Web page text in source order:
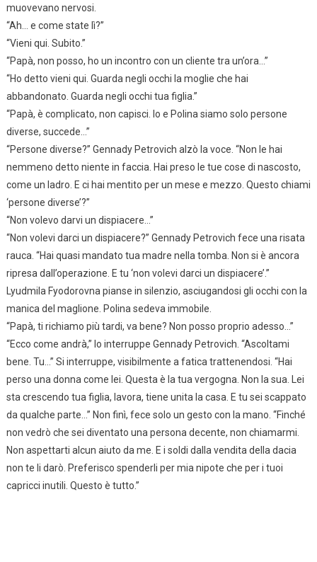
muovevano nervosi.
“Ah… e come state lì?”
“Vieni qui. Subito.”
“Papà, non posso, ho un incontro con un cliente tra un’ora…”
“Ho detto vieni qui. Guarda negli occhi la moglie che hai
abbandonato. Guarda negli occhi tua figlia.”
“Papà, è complicato, non capisci. Io e Polina siamo solo persone
diverse, succede…”
“Persone diverse?” Gennady Petrovich alzò la voce. “Non le hai
nemmeno detto niente in faccia. Hai preso le tue cose di nascosto,
come un ladro. E ci hai mentito per un mese e mezzo. Questo chiami
‘persone diverse’?”
“Non volevo darvi un dispiacere…”
“Non volevi darci un dispiacere?” Gennady Petrovich fece una risata
rauca. “Hai quasi mandato tua madre nella tomba. Non si è ancora
ripresa dall’operazione. E tu ‘non volevi darci un dispiacere’.”
Lyudmila Fyodorovna pianse in silenzio, asciugandosi gli occhi con la
manica del maglione. Polina sedeva immobile.
“Papà, ti richiamo più tardi, va bene? Non posso proprio adesso…”
“Ecco come andrà,” lo interruppe Gennady Petrovich. “Ascoltami
bene. Tu…” Si interruppe, visibilmente a fatica trattenendosi. “Hai
perso una donna come lei. Questa è la tua vergogna. Non la sua. Lei
sta crescendo tua figlia, lavora, tiene unita la casa. E tu sei scappato
da qualche parte…” Non finì, fece solo un gesto con la mano. “Finché
non vedrò che sei diventato una persona decente, non chiamarmi.
Non aspettarti alcun aiuto da me. E i soldi dalla vendita della dacia
non te li darò. Preferisco spenderli per mia nipote che per i tuoi
capricci inutili. Questo è tutto.”